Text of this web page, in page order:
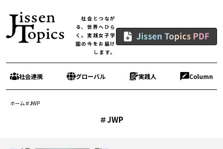
社会とつなが
る、世界へひら
く。実践女子学
園の今をお届け
します。
社会連携 グローバル 実践人 Column
ホーム＃JWP
＃JWP